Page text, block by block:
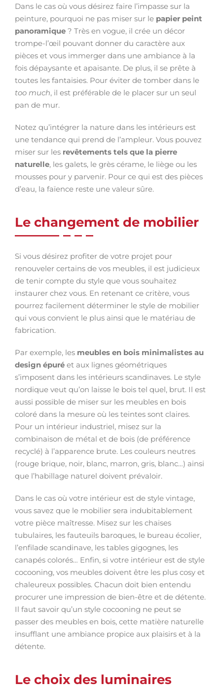
Dans le cas où vous désirez faire l’impasse sur la
peinture, pourquoi ne pas miser sur le papier peint
panoramique ? Très en vogue, il crée un décor
trompe-l’œil pouvant donner du caractère aux
pièces et vous immerger dans une ambiance à la
fois dépaysante et apaisante. De plus, il se prête à
toutes les fantaisies. Pour éviter de tomber dans le
too much, il est préférable de le placer sur un seul
pan de mur.
Notez qu’intégrer la nature dans les intérieurs est
une tendance qui prend de l’ampleur. Vous pouvez
miser sur les revêtements tels que la pierre
naturelle, les galets, le grès cérame, le liège ou les
mousses pour y parvenir. Pour ce qui est des pièces
d’eau, la faïence reste une valeur sûre.
Le changement de mobilier
Si vous désirez profiter de votre projet pour
renouveler certains de vos meubles, il est judicieux
de tenir compte du style que vous souhaitez
instaurer chez vous. En retenant ce critère, vous
pourrez facilement déterminer le style de mobilier
qui vous convient le plus ainsi que le matériau de
fabrication.
Par exemple, les meubles en bois minimalistes au
design épuré et aux lignes géométriques
s’imposent dans les intérieurs scandinaves. Le style
nordique veut qu’on laisse le bois tel quel, brut. Il est
aussi possible de miser sur les meubles en bois
coloré dans la mesure où les teintes sont claires.
Pour un intérieur industriel, misez sur la
combinaison de métal et de bois (de préférence
recyclé) à l’apparence brute. Les couleurs neutres
(rouge brique, noir, blanc, marron, gris, blanc…) ainsi
que l’habillage naturel doivent prévaloir.
Dans le cas où votre intérieur est de style vintage,
vous savez que le mobilier sera indubitablement
votre pièce maîtresse. Misez sur les chaises
tubulaires, les fauteuils baroques, le bureau écolier,
l’enfilade scandinave, les tables gigognes, les
canapés colorés… Enfin, si votre intérieur est de style
cocooning, vos meubles doivent être les plus cosy et
chaleureux possibles. Chacun doit bien entendu
procurer une impression de bien-être et de détente.
Il faut savoir qu’un style cocooning ne peut se
passer des meubles en bois, cette matière naturelle
insufflant une ambiance propice aux plaisirs et à la
détente.
Le choix des luminaires